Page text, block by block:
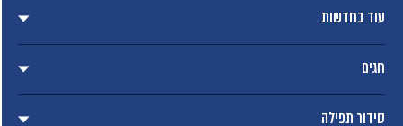
עוד בחדשות
חגים
סידור תפילה